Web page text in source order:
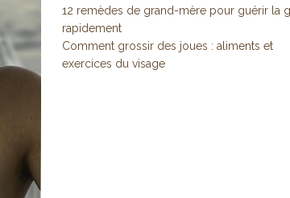
12 remèdes de grand-mère pour guérir la
rapidement
Comment grossir des joues : aliments et
exercices du visage